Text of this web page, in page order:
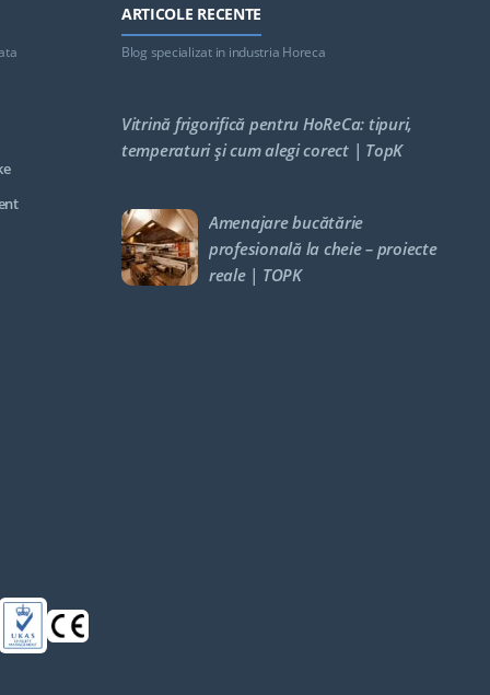
ARTICOLE RECENTE
Blog specializat in industria Horeca
Vitrină frigorifică pentru HoReCa: tipuri,
temperaturi și cum alegi corect | TopK
Amenajare bucătărie
profesională la cheie – proiecte
reale | TOPK